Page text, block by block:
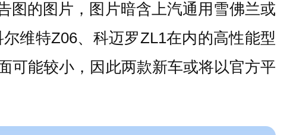
图的图片，图片暗含上汽通用雪佛兰或
维特Z06、科迈罗ZL1在内的高性能型
可能较小，因此两款新车或将以官方平